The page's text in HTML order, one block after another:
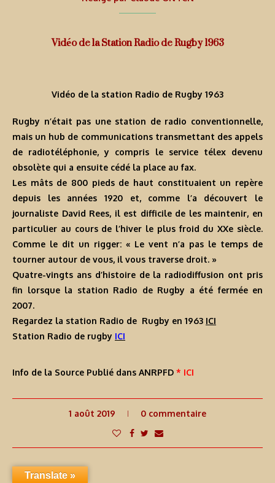
Vidéo de la Station Radio de Rugby 1963
Vidéo de la station Radio de Rugby 1963
Rugby n’était pas une station de radio conventionnelle,
mais un hub de communications transmettant des appels
de radiotéléphonie, y compris le service télex devenu
obsolète qui a ensuite cédé la place au fax.
Les mâts de 800 pieds de haut constituaient un repère
depuis les années 1920 et, comme l’a découvert le
journaliste David Rees, il est difficile de les maintenir, en
particulier au cours de l’hiver le plus froid du XXe siècle.
Comme le dit un rigger: « Le vent n’a pas le temps de
tourner autour de vous, il vous traverse droit. »
Quatre-vingts ans d’histoire de la radiodiffusion ont pris
fin lorsque la station Radio de Rugby a été fermée en
2007.
Regardez la station Radio de Rugby en 1963 ICI
Station Radio de rugby ICI
Info de la Source Publié dans ANRPFD * ICI
1 août 2019 0 commentaire
Translate »